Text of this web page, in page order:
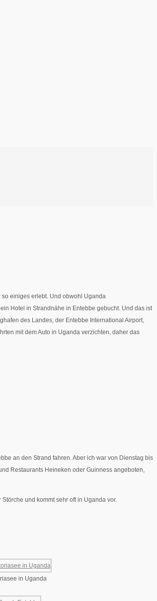
einiges erlebt. Und obwohl Uganda
Hotel in Strandnähe in Entebbe gebucht. Und das ist
des Landes, der Entebbe International Airport,
mit dem Auto in Uganda verzichten, daher das
an den Strand fahren. Aber ich war von Dienstag bis
Restaurants Heineken oder Guinness angeboten,
und kommt sehr oft in Uganda vor.
in Uganda